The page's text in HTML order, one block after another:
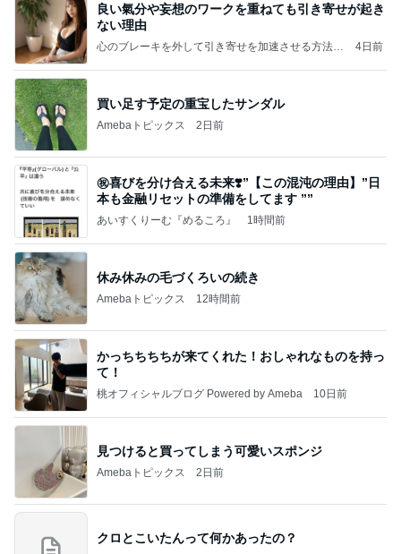
良い氣分や妄想のワークを重ねても引き寄せが起き
ない理由
心のブレーキを外して引き寄せを加速させる方法：
4日前
買い足す予定の重宝したサンダル
Amebaトピックス 2日前
㊗️喜びを分け合える未来❣️”【この混沌の理由】”⽇
本も⾦融リセットの準備をしてます ””
あいすくりーむ『めるころ』 1時間前
休み休みの毛づくろいの続き
Amebaトピックス 12時間前
かっちちちちが来てくれた！おしゃれなものを持っ
て！
桃オフィシャルブログ Powered by Ameba 10日前
見つけると買ってしまう可愛いスポンジ
Amebaトピックス 2日前
クロとこいたんって何かあったの？